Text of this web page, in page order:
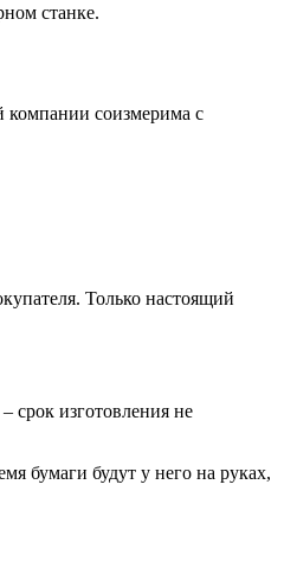
станке.
компании соизмерима с
Только настоящий
срок изготовления не
бумаги будут у него на руках,